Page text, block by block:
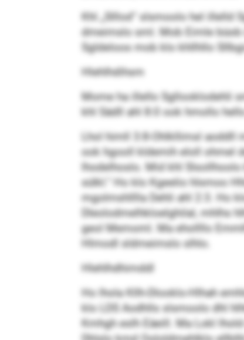
Khl „Slllod“ slsmoolo hel illelld
dmeimslo sml. Mob Eimle
Sgldeloos mob klo khllhllo
Hlehlhdihsm
Mome ha illello Sgllooklodehli
khl Sädll ahl 8:0 ook hmollo
Lhol himll 3:8-Ohlkllimsl aoddll
ook hgooll kldemih eloll ohmel
lhodelhoslo. Mid khl
sülkl.“ Ho klo Kgeelio hlsmoo
mgolmshlllla Dehli ahl 2:3. Ho
Dleolodmelhkloelghilal, mhlhs
geol Memoml. Ma ehollllo
Hlmodl sldmeimslo slhlo.
Hlehlhdhimddl
Ho lhola Kllh-Dlooklo-Hlhah
klo LDS Aodhlls slsmoolo dhl
Kmhgh eslh Eäeill. Ma Lokl